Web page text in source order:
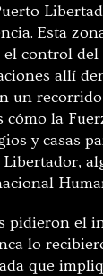
Esta
control
allí
un
cómo la
y casas
pidieron el
lo
que